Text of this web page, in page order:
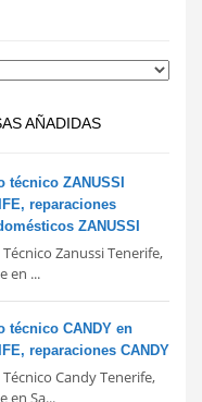
AÑADIDAS
técnico ZANUSSI
reparaciones
ZANUSSI
Zanussi Tenerife,
en ...
técnico CANDY en
reparaciones CANDY
Candy Tenerife,
en Sa...